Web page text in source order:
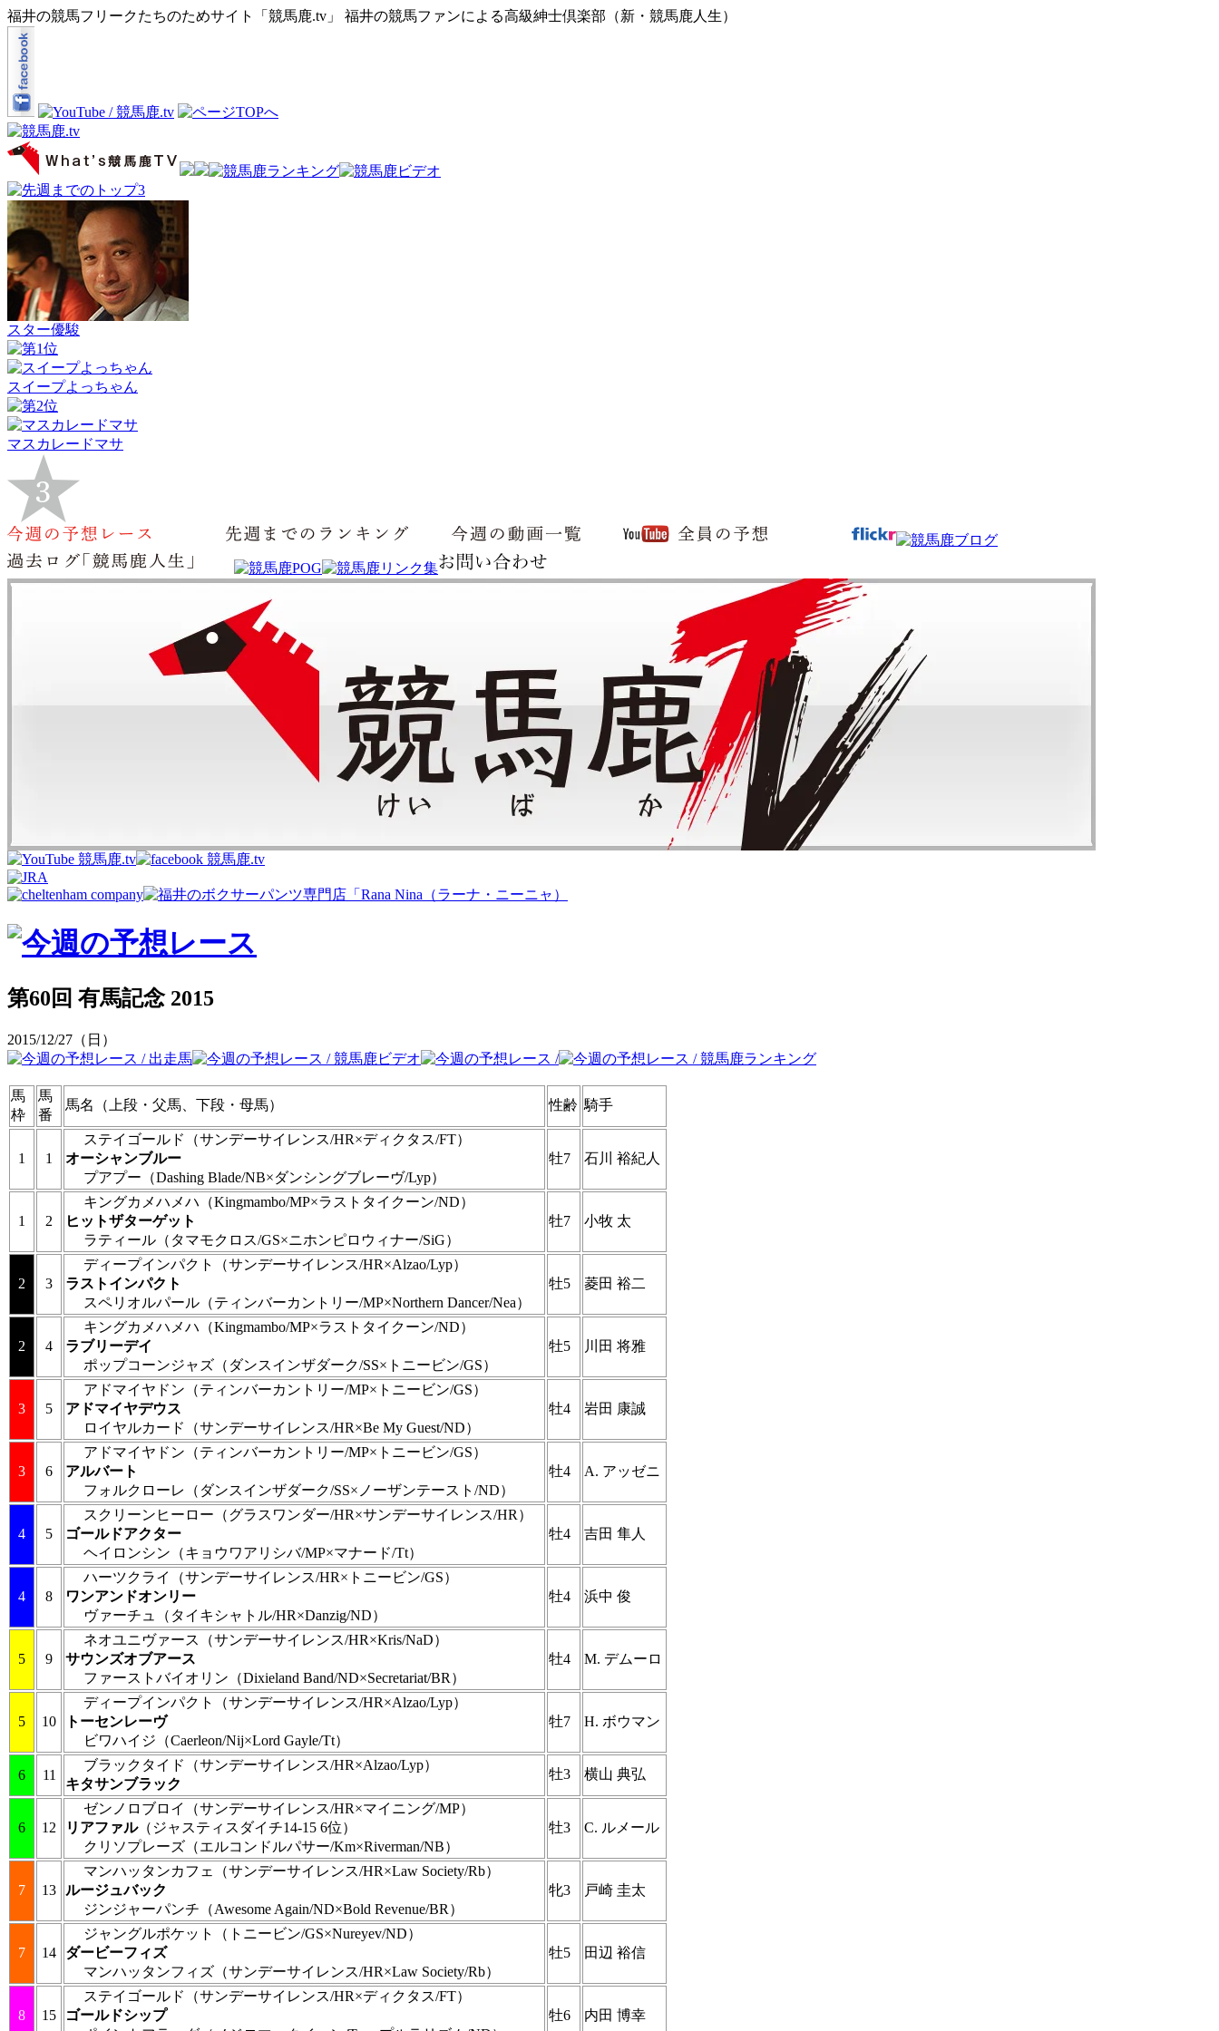
福井の競馬フリークたちのためサイト「競馬鹿.tv」 福井の競馬ファンによる高級紳士倶楽部（新・競馬鹿人生）
スター優駿
スイープよっちゃん
マスカレードマサ
第60回 有馬記念 2015
2015/12/27（日）
馬
枠
馬
番
馬名（上段・父馬、下段・母馬） 性齢 騎手
1 1
ステイゴールド
（サンデーサイレンス/HR×ディクタス/FT）
オーシャンブルー
プアプー （Dashing Blade/NB×ダンシングブレーヴ/Lyp）
牡7 石川 裕紀人
1 2
キングカメハメハ （Kingmambo/MP×ラストタイクーン/ND）
ヒットザターゲット
ラティール （タマモクロス/GS×ニホンピロウィナー/SiG）
牡7 小牧 太
2 3
ディープインパクト
（サンデーサイレンス/HR×Alzao/Lyp）
ラストインパクト
スペリオルパール （ティンバーカントリー/MP×Northern Dancer/Nea）
牡5 菱田 裕二
2 4
キングカメハメハ （Kingmambo/MP×ラストタイクーン/ND）
ラブリーデイ
ポップコーンジャズ （ダンスインザダーク/SS×トニービン/GS）
牡5 川田 将雅
3 5
アドマイヤドン （ティンバーカントリー/MP×トニービン/GS）
アドマイヤデウス
ロイヤルカード
（サンデーサイレンス/HR×Be My Guest/ND）
牡4 岩田 康誠
3 6
アドマイヤドン （ティンバーカントリー/MP×トニービン/GS）
アルバート
フォルクローレ
（ダンスインザダーク/SS×ノーザンテースト/ND）
牡4 A. アッゼニ
4 5
スクリーンヒーロー （グラスワンダー/HR×サンデーサイレンス/HR）
ゴールドアクター
ヘイロンシン （キョウワアリシバ/MP×マナード/Tt）
牡4 吉田 隼人
4 8
ハーツクライ
（サンデーサイレンス/HR×トニービン/GS）
ワンアンドオンリー
ヴァーチュ
（タイキシャトル/HR×Danzig/ND）
牡4 浜中 俊
5 9
ネオユニヴァース
（サンデーサイレンス/HR×Kris/NaD）
サウンズオブアース
ファーストバイオリン （Dixieland Band/ND×Secretariat/BR）
牡4 M. デムーロ
5 10
ディープインパクト
（サンデーサイレンス/HR×Alzao/Lyp）
トーセンレーヴ
ビワハイジ （Caerleon/Nij×Lord Gayle/Tt）
牡7 H. ボウマン
6 11
ブラックタイド
（サンデーサイレンス/HR×Alzao/Lyp）
キタサンブラック
牡3 横山 典弘
6 12
ゼンノロブロイ
（サンデーサイレンス/HR×マイニング/MP）
リアファル（ジャスティスダイチ14-15 6位）
クリソプレーズ （エルコンドルパサー/Km×Riverman/NB）
牡3 C. ルメール
7 13
マンハッタンカフェ
（サンデーサイレンス/HR×Law Society/Rb）
ルージュバック
ジンジャーパンチ （Awesome Again/ND×Bold Revenue/BR）
牝3 戸崎 圭太
7 14
ジャングルポケット
（トニービン/GS×Nureyev/ND）
ダービーフィズ
マンハッタンフィズ （サンデーサイレンス/HR×Law Society/Rb）
牡5 田辺 裕信
8 15
ステイゴールド
（サンデーサイレンス/HR×ディクタス/FT）
ゴールドシップ
牡6 内田 博幸